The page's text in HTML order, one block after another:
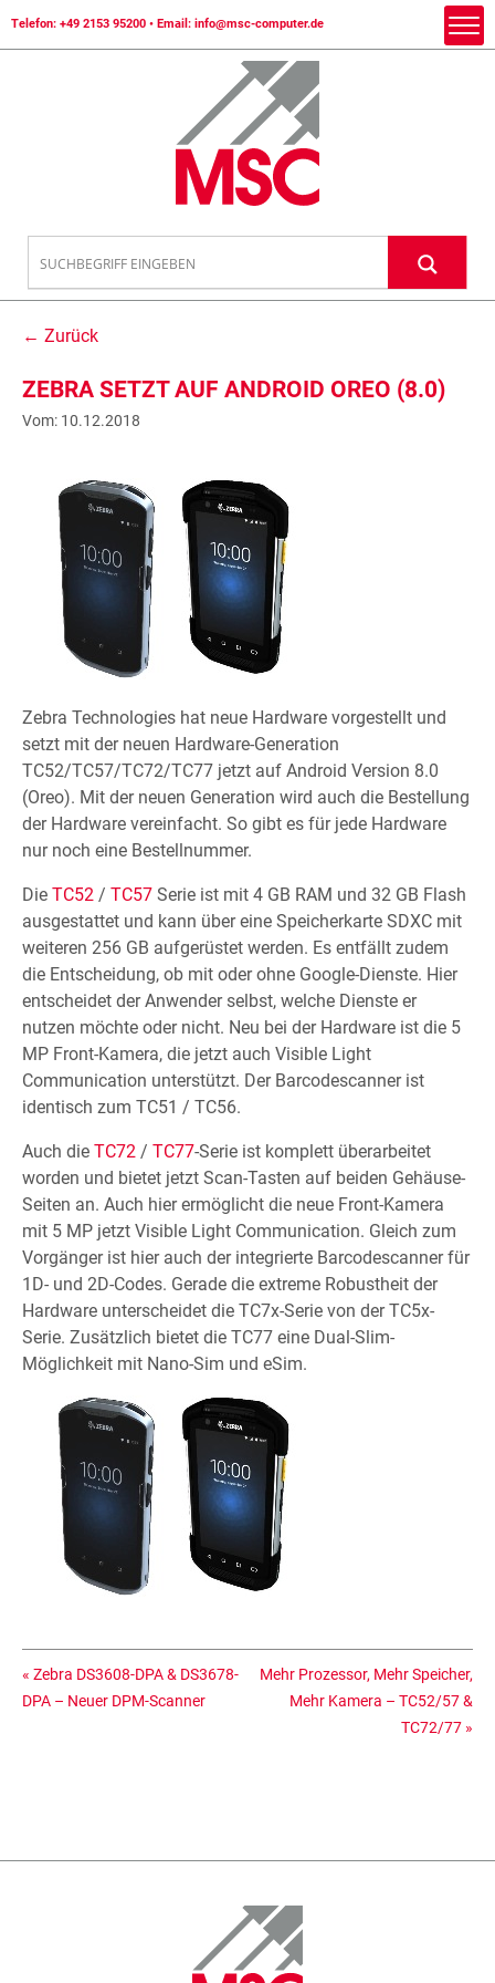
Telefon: +49 2153 95200 • Email: info@msc-computer.de
← Zurück
ZEBRA SETZT AUF ANDROID OREO (8.0)
Vom: 10.12.2018
Zebra Technologies hat neue Hardware vorgestellt und
setzt mit der neuen Hardware-Generation
TC52/TC57/TC72/TC77 jetzt auf Android Version 8.0
(Oreo). Mit der neuen Generation wird auch die Bestellung
der Hardware vereinfacht. So gibt es für jede Hardware
nur noch eine Bestellnummer.
Die TC52 / TC57 Serie ist mit 4 GB RAM und 32 GB Flash
ausgestattet und kann über eine Speicherkarte SDXC mit
weiteren 256 GB aufgerüstet werden. Es entfällt zudem
die Entscheidung, ob mit oder ohne Google-Dienste. Hier
entscheidet der Anwender selbst, welche Dienste er
nutzen möchte oder nicht. Neu bei der Hardware ist die 5
MP Front-Kamera, die jetzt auch Visible Light
Communication unterstützt. Der Barcodescanner ist
identisch zum TC51 / TC56.
Auch die TC72 / TC77-Serie ist komplett überarbeitet
worden und bietet jetzt Scan-Tasten auf beiden Gehäuse-
Seiten an. Auch hier ermöglicht die neue Front-Kamera
mit 5 MP jetzt Visible Light Communication. Gleich zum
Vorgänger ist hier auch der integrierte Barcodescanner für
1D- und 2D-Codes. Gerade die extreme Robustheit der
Hardware unterscheidet die TC7x-Serie von der TC5x-
Serie. Zusätzlich bietet die TC77 eine Dual-Slim-
Möglichkeit mit Nano-Sim und eSim.
« Zebra DS3608-DPA & DS3678-
DPA – Neuer DPM-Scanner
Mehr Prozessor, Mehr Speicher,
Mehr Kamera – TC52/57 &
TC72/77 »